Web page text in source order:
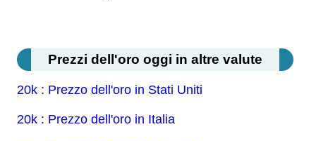
Prezzi dell'oro oggi in altre valute
20k : Prezzo dell'oro in Stati Uniti
20k : Prezzo dell'oro in Italia